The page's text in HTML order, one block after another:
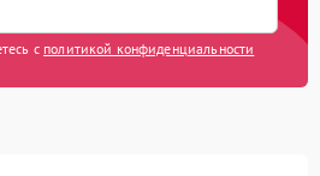
с политикой конфиденциальности